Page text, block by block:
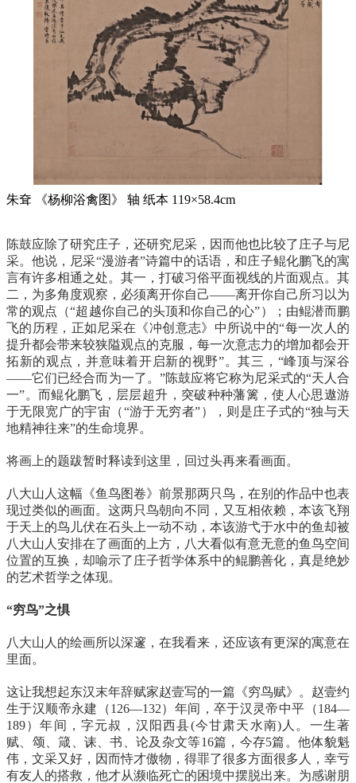
朱耷 《杨柳浴禽图》 轴 纸本 119×58.4cm
陈鼓应除了研究庄子，还研究尼采，因而他也比较了庄子与尼
采。他说，尼采“漫游者”诗篇中的话语，和庄子鲲化鹏飞的寓
言有许多相通之处。其一，打破习俗平面视线的片面观点。其
二，为多角度观察，必须离开你自己——离开你自己所习以为
常的观点（“超越你自己的头顶和你自己的心”）；由鲲潜而鹏
飞的历程，正如尼采在《冲创意志》中所说中的“每一次人的
提升都会带来较狭隘观点的克服，每一次意志力的增加都会开
拓新的观点，并意味着开启新的视野”。其三，“峰顶与深谷
——它们已经合而为一了。”陈鼓应将它称为尼采式的“天人合
一”。而鲲化鹏飞，层层超升，突破种种藩篱，使人心思遨游
于无限宽广的宇宙（“游于无穷者”），则是庄子式的“独与天
地精神往来”的生命境界。
将画上的题跋暂时释读到这里，回过头再来看画面。
八大山人这幅《鱼鸟图卷》前景那两只鸟，在别的作品中也表
现过类似的画面。这两只鸟朝向不同，又互相依赖，本该飞翔
于天上的鸟儿伏在石头上一动不动，本该游弋于水中的鱼却被
八大山人安排在了画面的上方，八大看似有意无意的鱼鸟空间
位置的互换，却喻示了庄子哲学体系中的鲲鹏善化，真是绝妙
的艺术哲学之体现。
“穷鸟”之惧
八大山人的绘画所以深邃，在我看来，还应该有更深的寓意在
里面。
这让我想起东汉末年辞赋家赵壹写的一篇《穷鸟赋》。赵壹约
生于汉顺帝永建（126—132）年间，卒于汉灵帝中平（184—
189）年间，字元叔，汉阳西县(今甘肃天水南)人。一生著
赋、颂、箴、诔、书、论及杂文等16篇，今存5篇。他体貌魁
伟，文采又好，因而恃才傲物，得罪了很多方面很多人，幸亏
有友人的搭救，他才从濒临死亡的困境中摆脱出来。为感谢朋